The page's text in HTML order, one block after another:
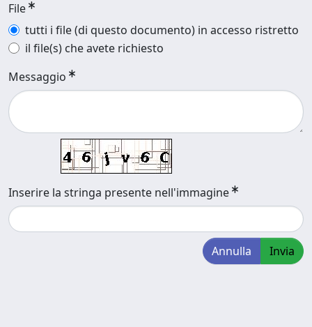
File
tutti i file (di questo documento) in accesso ristretto
il file(s) che avete richiesto
Messaggio
Inserire la stringa presente nell'immagine
Annulla Invia